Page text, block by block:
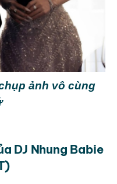
ảnh vô cùng
DJ Nhung Babie